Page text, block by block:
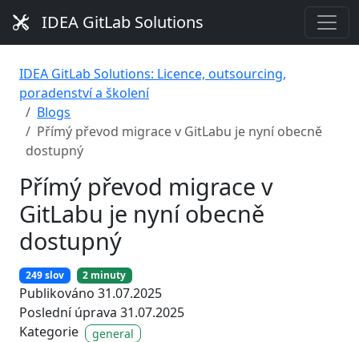
IDEA GitLab Solutions
IDEA GitLab Solutions: Licence, outsourcing,
poradenství a školení
Blogs
Přímý převod migrace v GitLabu je nyní obecně
dostupný
Přímý převod migrace v
GitLabu je nyní obecně
dostupný
249 slov 2 minuty
Publikováno 31.07.2025
Poslední úprava 31.07.2025
Kategorie
general